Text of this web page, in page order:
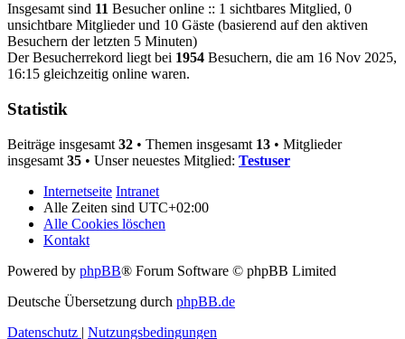
Insgesamt sind 11 Besucher online :: 1 sichtbares Mitglied, 0
unsichtbare Mitglieder und 10 Gäste (basierend auf den aktiven
Besuchern der letzten 5 Minuten)
Der Besucherrekord liegt bei 1954 Besuchern, die am 16 Nov 2025,
16:15 gleichzeitig online waren.
Statistik
Beiträge insgesamt 32 • Themen insgesamt 13 • Mitglieder
insgesamt 35 • Unser neuestes Mitglied: Testuser
Internetseite Intranet
Alle Zeiten sind UTC+02:00
Alle Cookies löschen
Kontakt
Powered by phpBB® Forum Software © phpBB Limited
Deutsche Übersetzung durch phpBB.de
Datenschutz | Nutzungsbedingungen